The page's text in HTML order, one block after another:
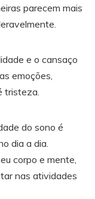
parecem mais
e o cansaço
emoções,
tristeza.
do sono é
dia a dia.
corpo e mente,
nas atividades